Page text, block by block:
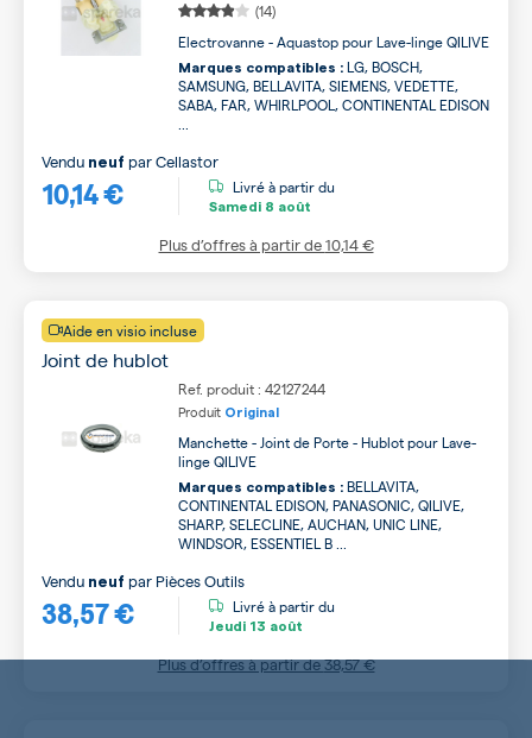
(14)
Electrovanne - Aquastop pour Lave-linge QILIVE
Marques compatibles : LG, BOSCH,
SAMSUNG, BELLAVITA, SIEMENS, VEDETTE,
SABA, FAR, WHIRLPOOL, CONTINENTAL EDISON
10,14 €
Vendu neuf parCellastor
Livré à partir du
Samedi 8 août
Plus d’offres à partir de10,14 €
Aide en visio incluse
Joint de hublot
Ref. produit : 42127244
Produit Original
Manchette - Joint de Porte - Hublot pour Lave-
linge QILIVE
Marques compatibles : BELLAVITA,
CONTINENTAL EDISON, PANASONIC, QILIVE,
SHARP, SELECLINE, AUCHAN, UNIC LINE,
WINDSOR, ESSENTIEL B ...
38,57 €
Vendu neuf par Pièces Outils
Livré à partir du
Jeudi 13 août
Plus d’offres à partir de38,57 €